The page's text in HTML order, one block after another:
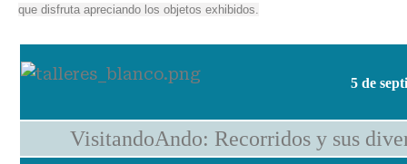
que disfruta apreciando los objetos exhibidos.
5 de
VisitandoAndo: Recorridos y sus